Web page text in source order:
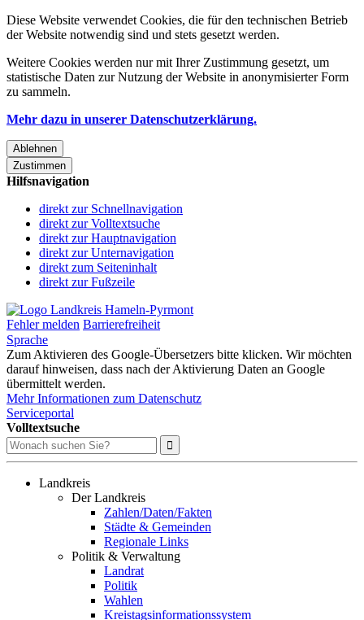
Diese Website verwendet Cookies, die für den technischen Betrieb
der Website notwendig sind und stets gesetzt werden.
Weitere Cookies werden nur mit Ihrer Zustimmung gesetzt, um
statistische Daten zur Nutzung der Website in anonymisierter Form
zu sammeln.
Mehr dazu in unserer Datenschutzerklärung.
Ablehnen
Zustimmen
Hilfsnavigation
direkt zur Schnellnavigation
direkt zur Volltextsuche
direkt zur Hauptnavigation
direkt zur Unternavigation
direkt zum Seiteninhalt
direkt zur Fußzeile
Fehler melden Barrierefreiheit
Sprache
Zum Aktivieren des Google-Übersetzers bitte klicken. Wir möchten
darauf hinweisen, dass nach der Aktivierung Daten an Google
übermittelt werden.
Mehr Informationen zum Datenschutz
Serviceportal
Volltextsuche
Landkreis
Der Landkreis
Zahlen/Daten/Fakten
Städte & Gemeinden
Regionale Links
Politik & Verwaltung
Landrat
Politik
Wahlen
Kreistagsinformationssystem